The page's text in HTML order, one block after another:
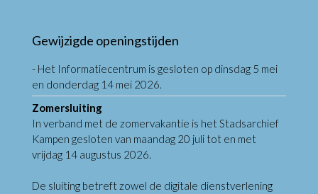
Gewijzigde openingstijden
- Het Informatiecentrum is gesloten op dinsdag 5 mei
en donderdag 14 mei 2026.
Zomersluiting
In verband met de zomervakantie is het Stadsarchief
Kampen gesloten van maandag 20 juli tot en met
vrijdag 14 augustus 2026.
De sluiting betreft zowel de digitale dienstverlening